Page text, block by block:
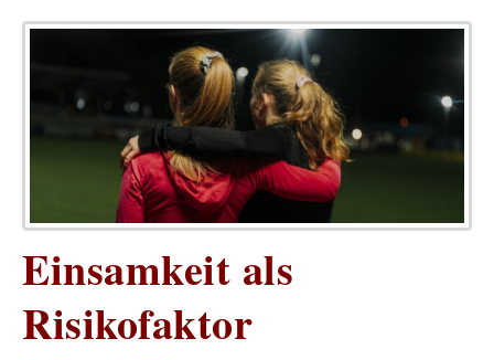
Einsamkeit als
Risikofaktor